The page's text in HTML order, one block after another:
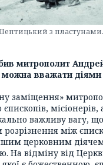
з пластунами.
митрополит
вважати діями
заміщення»
єпископів,
важливу вагу,
розрізнення між
церковним
На відміну від